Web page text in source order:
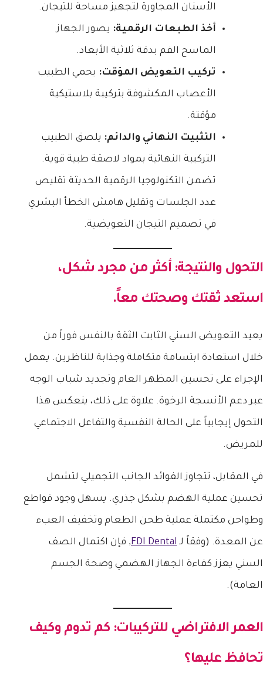
الأسنان المجاورة لتجهيز مساحة للتيجان.
أخذ الطبعات الرقمية: يصور الجهاز
الماسح الفم بدقة ثلاثية الأبعاد.
تركيب التعويض المؤقت: يحمي الطبيب
الأعصاب المكشوفة بتركيبة بلاستيكية
مؤقتة.
التثبيت النهائي والدائم: يلصق الطبيب
التركيبة النهائية بمواد لاصقة طبية قوية.
تضمن التكنولوجيا الرقمية الحديثة تقليص
عدد الجلسات وتقليل هامش الخطأ البشري
في تصميم التيجان التعويضية.
التحول والنتيجة: أكثر من مجرد شكل،
استعد ثقتك وصحتك معاً.
يعيد التعويض السني الثابت الثقة بالنفس فوراً من
خلال استعادة ابتسامة متكاملة وجذابة للناظرين. يعمل
الإجراء على تحسين المظهر العام وتجديد شباب الوجه
عبر دعم الأنسجة الرخوة. علاوة على ذلك، ينعكس هذا
التحول إيجابياً على الحالة النفسية والتفاعل الاجتماعي
للمريض.
في المقابل، تتجاوز الفوائد الجانب التجميلي لتشمل
تحسين عملية الهضم بشكل جذري. يسهل وجود قواطع
وطواحن مكتملة عملية طحن الطعام وتخفيف العبء
عن المعدة. (وفقاً لـ FDI Dental, فإن اكتمال الصف
السني يعزز كفاءة الجهاز الهضمي وصحة الجسم
العامة).
العمر الافتراضي للتركيبات: كم تدوم وكيف
تحافظ عليها؟